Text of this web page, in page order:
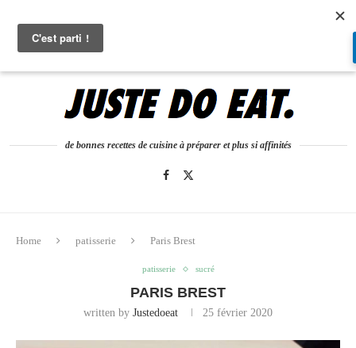
de bonnes recettes de cuisine à préparer et plus si affinités
Home patisserie Paris Brest
patisserie sucré
PARIS BREST
written by Justedoeat 25 février 2020